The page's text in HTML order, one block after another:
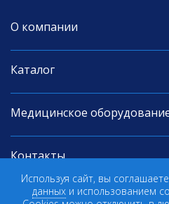
Используя сайт, вы
данных и использованием
О компании
Каталог
Медицинское
Контакты